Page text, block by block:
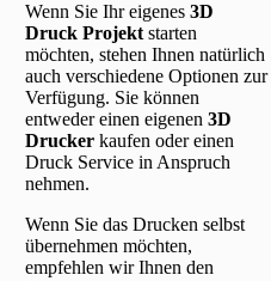
Wenn Sie Ihr eigenes 3D
Druck Projekt starten
möchten, stehen Ihnen natürlich
auch verschiedene Optionen zur
Verfügung. Sie können
entweder einen eigenen 3D
Drucker kaufen oder einen
Druck Service in Anspruch
nehmen.
Wenn Sie das Drucken selbst
übernehmen möchten,
empfehlen wir Ihnen den